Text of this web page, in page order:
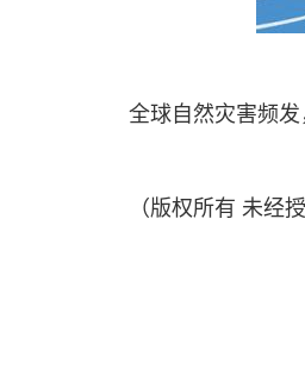
全球自然灾害频
（版权所有 未经